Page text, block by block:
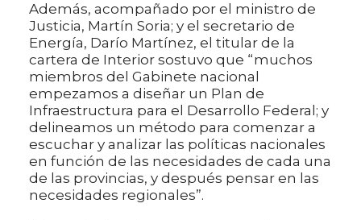
Además, acompañado por el ministro de
Justicia, Martín Soria; y el secretario de
Energía, Darío Martínez, el titular de la
cartera de Interior sostuvo que “muchos
miembros del Gabinete nacional
empezamos a diseñar un Plan de
Infraestructura para el Desarrollo Federal; y
delineamos un método para comenzar a
escuchar y analizar las políticas nacionales
en función de las necesidades de cada una
de las provincias, y después pensar en las
necesidades regionales”.